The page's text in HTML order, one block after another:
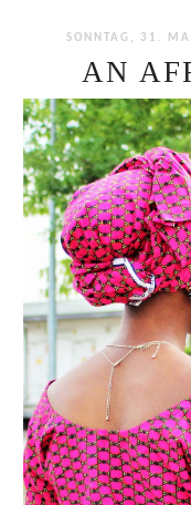
SONNTAG, 31.
AN